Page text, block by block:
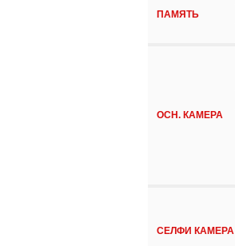
ПАМЯТЬ
ОСН. КАМЕРА
СЕЛФИ КАМЕРА